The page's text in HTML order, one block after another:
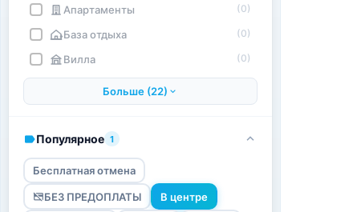
Апартаменты (0)
База отдыха (0)
Вилла (0)
Больше (22)
Популярное 1
Бесплатная отмена
БЕЗ ПРЕДОПЛАТЫ В центре